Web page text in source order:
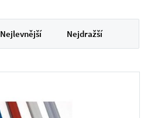
Nejlevnější Nejdražší